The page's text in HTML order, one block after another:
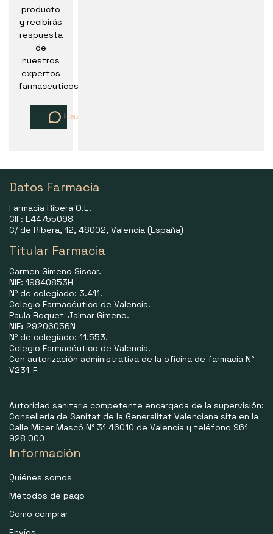
producto
y recibirás
respuesta
de
nuestros
expertos
farmaceuticos
Haz una pregunta
Datos Farmacia
Farmacia Ribera O.E.
CIF: E44755098
C/ de Ribera, 12, 46002, Valencia (España)
Titular Farmacia
Carmen Gimeno Siscar.
NIF: 19840853H
Nº de colegiado: 3.411.
Colegio Farmacéutico de Valencia.
Paula Roquet-Jalmar Gimeno.
NIF: 29206056N
Nº de colegiado: 11.553.
Colegio Farmacéutico de Valencia.
Con autorización administrativa de la oficina de farmacia N°
V231-F
Autoridad sanitaria competente encargada de la supervisión:
Consellería de Sanitat de la Generalitat Valenciana sita en la
Calle Micer Mascó N° 31 46010 de Valencia y teléfono 961
928 000
Información
Quiénes somos
Métodos de pago
Como comprar